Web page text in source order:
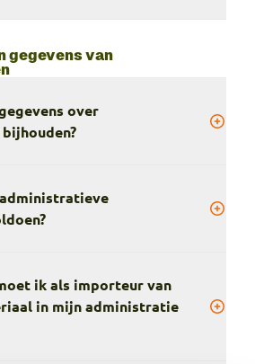
gegevens van
over
ik als importeur van
in mijn administratie